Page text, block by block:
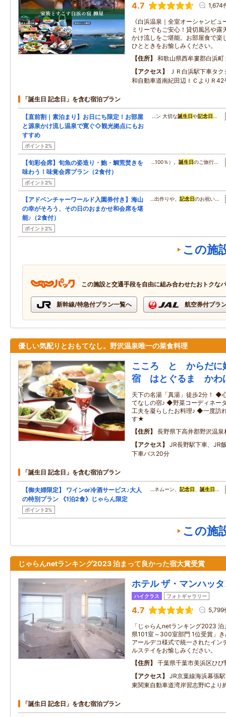
4.7 1,674
《白浜温泉｜全室オーシャンビ
ミリーでもご安心！貸切風呂や
かけ流しをご堪能。お部屋食で楽
ひとときをお愉しみください。
住所
和歌山県西牟婁郡白浜町
アクセス
ＪＲ白浜駅下車タ
和自動車道南紀田辺ＩＣよりＲ
「誕生日 記念日」を含む宿泊プラン
【直前割｜素泊まり】お日にち限定！お部屋
と源泉かけ流し温泉で寛ぐ◇観光拠点にもお
すすめ
ポイント2%
…ン 大切な誕生日や記念日 …
【旬彩会席】旬魚の姿造り・鮑・鯛荒焚きを
味わう！味覚会席プラン（2食付）
ポイント2%
…100％）。 誕生日のご旅行…
【アドベンチャーワールド入園券付き】海山
の幸がそろう、その日のおまかせ和会席を堪
能♪（2食付）
ポイント2%
…出作りや、 記念日のお祝い…
この施
この施設と交通手段を自由に組み合わせたおトクな
新幹線/特急付プラン一覧へ 航空券付プラ
優しい気配りとおもてなし。野沢温泉唯一の菜食料理
こころ と からだに
宿 はとぐるま かわ
天下の名湯「真湯」徒歩2分！ ◆
てなしの宿♪ ◆野菜コーディネー
工夫を凝らしたお料理♪ ◆一度訪
す★
住所
長野県下高井郡野沢温
アクセス
JR長野駅下車、JR
下車バス20分
「誕生日 記念日」を含む宿泊プラン
【御夫婦限定】 ワインor冷酒サービス♪大人
の特別プラン 《1泊2食》じゃらん限定
ポイント2%
…ネムーン、 記念日 誕生日 …
この施
じゃらんnetランキング2023 泊まって良かった宿大賞受賞
ホテル ザ・マンハッ
ハイクラス フォトギャラリー
4.7 5,799
「じゃらんnetランキング2023
県101室～300室部門 1位受賞」
アールデコ様式で統一されたイン
ルステイをお愉しみください。
住所
千葉県千葉市美浜区ひ
アクセス
JR京葉線海浜幕張
東関東自動車道湾岸習志野ICより
「誕生日 記念日」を含む宿泊プラン